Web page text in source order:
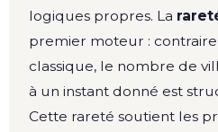
logiques propres. La
premier moteur :
classique, le nombre de
à un instant donné est
Cette rareté soutient les